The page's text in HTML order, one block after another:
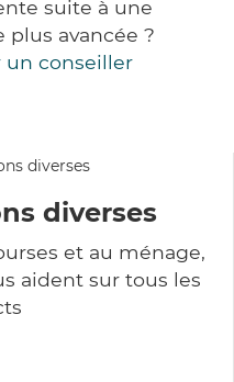
suite à une
avancée ?
un conseiller
diverses
et au ménage,
aident sur tous les